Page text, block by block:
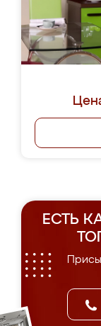
ЕСТЬ